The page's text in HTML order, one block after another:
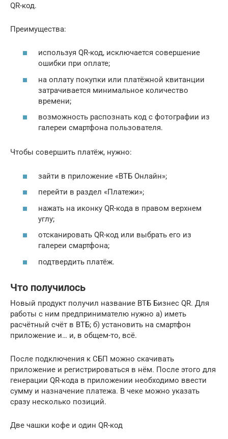
QR-код.
Преимущества:
используя QR-код, исключается совершение
ошибки при оплате;
на оплату покупки или платёжной квитанции
затрачивается минимальное количество
времени;
возможность распознать код с фотографии из
галереи смартфона пользователя.
Чтобы совершить платёж, нужно:
зайти в приложение «ВТБ Онлайн»;
перейти в раздел «Платежи»;
нажать на иконку QR-кода в правом верхнем
углу;
отсканировать QR-код или выбрать его из
галереи смартфона;
подтвердить платёж.
Что получилось
Новый продукт получил название ВТБ Бизнес QR. Для
работы с ним предпринимателю нужно а) иметь
расчётный счёт в ВТБ; б) установить на смартфон
приложение и… и, в общем-то, всё.
После подключения к СБП можно скачивать
приложение и регистрироваться в нём. После этого для
генерации QR-кода в приложении необходимо ввести
сумму и назначение платежа. В чеке можно указать
сразу несколько позиций.
Две чашки кофе и один QR-код